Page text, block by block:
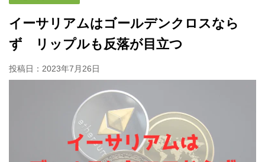
イーサリアムはゴールデンクロスなら
ず リップルも反落が目立つ
投稿日： 2023年7月26日